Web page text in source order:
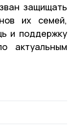
защищать
их семей,
и поддержку
актуальным